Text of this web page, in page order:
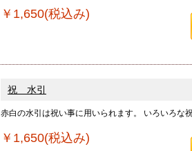
￥1,650(税込み)
祝 水引
赤白の水引は祝い事に用いられます。 いろいろな
￥1,650(税込み)